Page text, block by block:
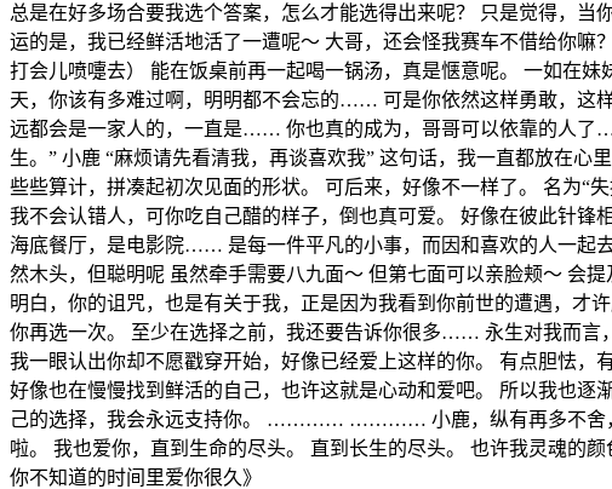
总是在好多场合要我选个答案，怎么才能选得出来呢？ 只是觉得，
运的是，我已经鲜活地活了一遭呢～ 大哥，还会怪我赛车不借给你
打会儿喷嚏去） 能在饭桌前再一起喝一锅汤，真是惬意呢。 一如在
天，你该有多难过啊，明明都不会忘的…… 可是你依然这样勇敢，这
远都会是一家人的，一直是…… 你也真的成为，哥哥可以依靠的人
生。” 小鹿 “麻烦请先看清我，再谈喜欢我” 这句话，我一直都放在
些些算计，拼凑起初次见面的形状。 可后来，好像不一样了。 名为“
我不会认错人，可你吃自己醋的样子，倒也真可爱。 好像在彼此针
海底餐厅，是电影院…… 是每一件平凡的小事，而因和喜欢的人一起
然木头，但聪明呢 虽然牵手需要八九面～ 但第七面可以亲脸颊～ 会
明白，你的诅咒，也是有关于我，正是因为我看到你前世的遭遇，才
你再选一次。 至少在选择之前，我还要告诉你很多…… 永生对我而言
我一眼认出你却不愿戳穿开始，好像已经爱上这样的你。 有点胆怯，
好像也在慢慢找到鲜活的自己，也许这就是心动和爱吧。 所以我也
己的选择，我会永远支持你。 ………… ………… 小鹿，纵有再多不舍，
啦。 我也爱你，直到生命的尽头。 直到长生的尽头。 也许我灵魂的
你不知道的时间里爱你很久》